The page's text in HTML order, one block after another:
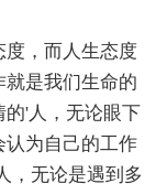
，而人生态度
就是我们生命的
的'人，无论眼下
认为自己的工作
，无论是遇到多